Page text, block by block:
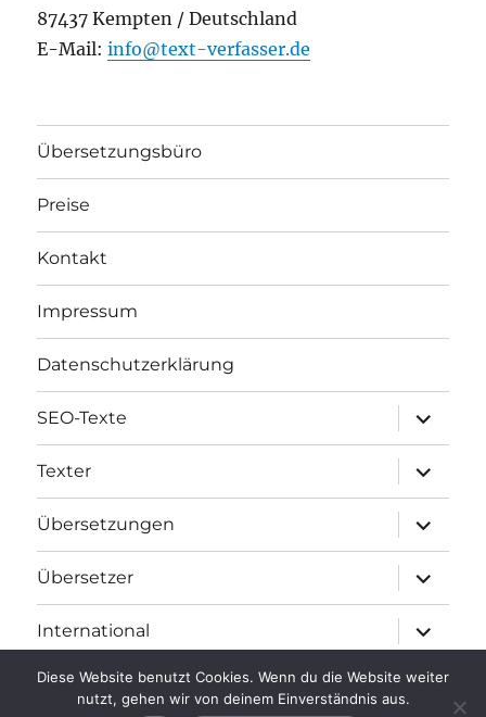
87437 Kempten / Deutschland
E-Mail:info@text-verfasser.de
Übersetzungsbüro
Preise
Kontakt
Impressum
Datenschutzerklärung
SEO-Texte
öffnen
Texter
öffnen
Übersetzungen
öffnen
Übersetzer
öffnen
International
öffnen
text-verfasser.de – Texte und Übersetzungen
Stolz
Diese Website benutzt Cookies. Wenn du die Website weiter
nutzt, gehen wir von deinem Einverständnis aus.